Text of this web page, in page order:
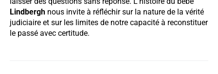
Lindbergh nous invite à réfléchir sur la nature de la vérité
judiciaire et sur les limites de notre capacité à reconstituer
le passé avec certitude.